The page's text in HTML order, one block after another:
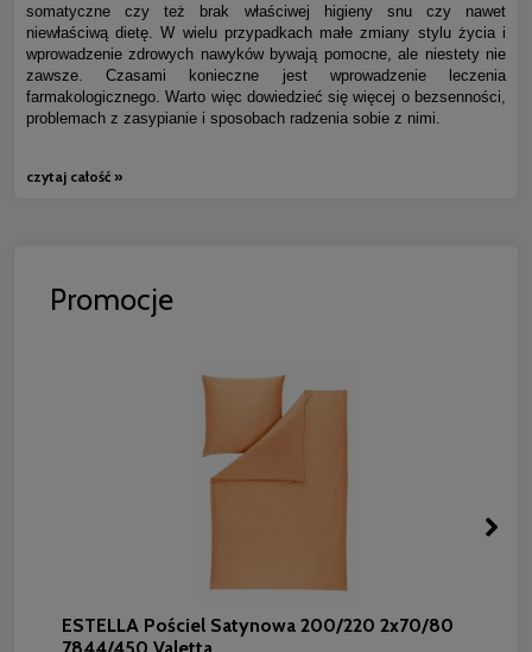
somatyczne czy też brak właściwej higieny snu czy nawet
niewłaściwą dietę. W wielu przypadkach małe zmiany stylu życia i
wprowadzenie zdrowych nawyków bywają pomocne, ale niestety nie
zawsze. Czasami konieczne jest wprowadzenie leczenia
farmakologicznego. Warto więc dowiedzieć się więcej o bezsenności,
problemach z zasypianie i sposobach radzenia sobie z nimi.
czytaj całość »
Promocje
ESTELLA Pościel Satynowa 200/220 2x70/80